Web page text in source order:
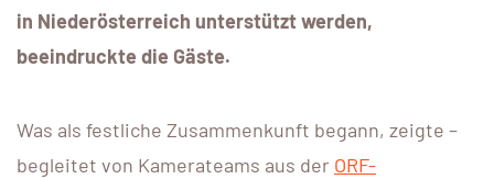
in Niederösterreich unterstützt werden,
beeindruckte die Gäste.
Was als festliche Zusammenkunft begann, zeigte –
begleitet von Kamerateams aus der ORF-